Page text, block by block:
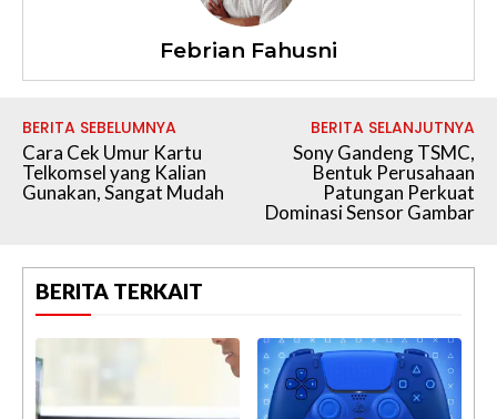
Febrian Fahusni
BERITA SEBELUMNYA
Cara Cek Umur Kartu
Telkomsel yang Kalian
Gunakan, Sangat Mudah
BERITA SELANJUTNYA
Sony Gandeng TSMC,
Bentuk Perusahaan
Patungan Perkuat
Dominasi Sensor Gambar
BERITA TERKAIT